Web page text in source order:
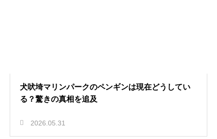
犬吠埼マリンパークのペンギンは現在どうしてい
る？驚きの真相を追及
2026.05.31